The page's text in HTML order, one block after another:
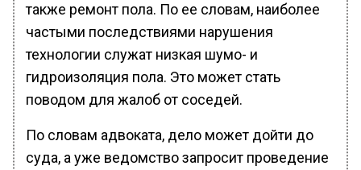
также ремонт пола. По ее словам, наиболее
частыми последствиями нарушения
технологии служат низкая шумо- и
гидроизоляция пола. Это может стать
поводом для жалоб от соседей.
По словам адвоката, дело может дойти до
суда, а уже ведомство запросит проведение